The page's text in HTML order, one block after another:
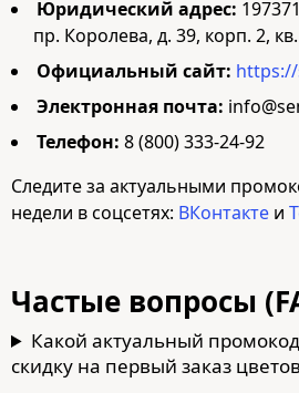
Юридический адрес:
пр. Королева, д. 39, корп. 2,
Официальный сайт:
Электронная почта:
Телефон: 8 (800) 333-24-92
Следите за актуальными
недели в соцсетях: ВКонтакте и
Частые вопросы
Какой актуальный
скидку на первый заказ